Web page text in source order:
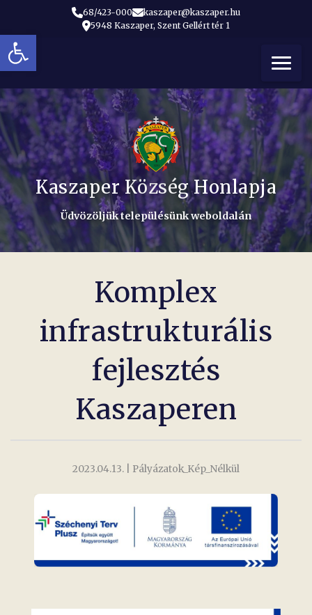
Eszköztár megnyitása
68/423-000
kaszaper@kaszaper.hu
5948 Kaszaper, Szent Gellért tér 1
Kaszaper Község Honlapja
Üdvözöljük településünk weboldalán
Komplex
infrastrukturális
fejlesztés
Kaszaperen
2023.04.13. | Pályázatok_Kép_Nélkül